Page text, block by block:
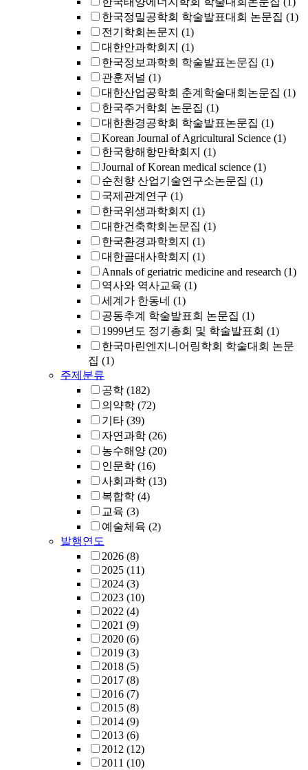
한국정밀공학회 학술발표대회 논문집 (1)
전기학회논문지 (1)
대한안과학회지 (1)
한국정보과학회 학술발표논문집 (1)
관훈저널 (1)
대한산업공학회 춘계학술대회논문집 (1)
한국주거학회 논문집 (1)
대한환경공학회 학술발표논문집 (1)
Korean Journal of Agricultural Science (1)
한국항해항만학회지 (1)
Journal of Korean medical science (1)
순천향 산업기술연구소논문집 (1)
국제관계연구 (1)
한국위생과학회지 (1)
대한건축학회논문집 (1)
한국환경과학회지 (1)
대한골대사학회지 (1)
Annals of geriatric medicine and research (1)
역사와 역사교육 (1)
세계가 한동네 (1)
공동추계 학술발표회 논문집 (1)
1999년도 정기총회 및 학술발표회 (1)
한국마린엔지니어링학회 학술대회 논문
집 (1)
주제분류
공학 (182)
의약학 (72)
기타 (39)
자연과학 (26)
농수해양 (20)
인문학 (16)
사회과학 (13)
복합학 (4)
교육 (3)
예술체육 (2)
발행연도
2026 (8)
2025 (11)
2024 (3)
2023 (10)
2022 (4)
2021 (9)
2020 (6)
2019 (3)
2018 (5)
2017 (8)
2016 (7)
2015 (8)
2014 (9)
2013 (6)
2012 (12)
2011 (10)